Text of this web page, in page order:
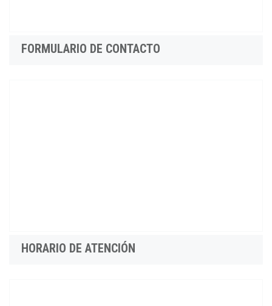
FORMULARIO DE CONTACTO
HORARIO DE ATENCIÓN